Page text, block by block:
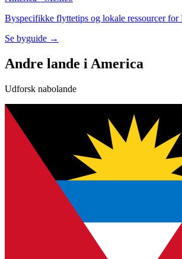
Byspecifikke flyttetips og lokale ressourcer
Se byguide →
Andre lande i America
Udforsk nabolande